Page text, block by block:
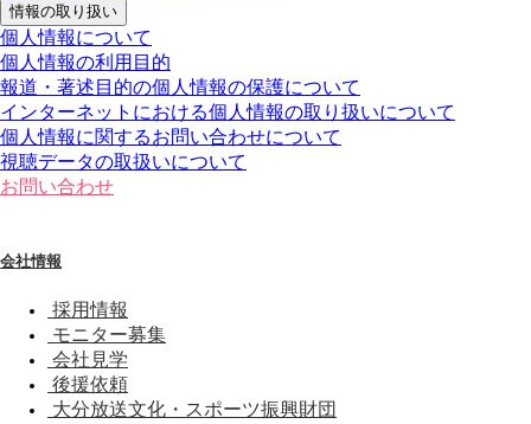
情報の取り扱い
個人情報について
個人情報の利用目的
報道・著述目的の個人情報の保護について
インターネットにおける個人情報の取り扱いについて
個人情報に関するお問い合わせについて
視聴データの取扱いについて
お問い合わせ
会社情報
採用情報
モニター募集
会社見学
後援依頼
大分放送文化・スポーツ振興財団